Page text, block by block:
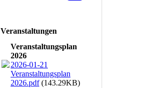
Veranstaltungen
Veranstaltungsplan
2026
2026-01-21
Veranstaltungsplan
2026.pdf(143.29KB)